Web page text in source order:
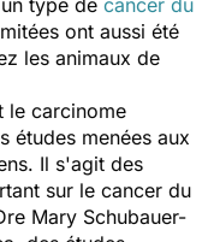
ont aussi été
les animaux de
le carcinome
études menées aux
Il s'agit des
sur le cancer du
Mary Schubauer-